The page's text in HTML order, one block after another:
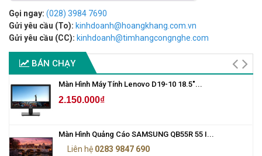
Gọi ngay: (028) 3984 7690
Gửi yêu cầu (To): kinhdoanh@hoangkhang.com.vn
Gửi yêu cầu (CC): kinhdoanh@timhangcongnghe.com
BÁN CHẠY
Màn Hình Máy Tính Lenovo D19-10 18.5"...
2.150.000₫
Màn Hình Quảng Cáo SAMSUNG QB55R 55 I...
Liên hệ 0283 9847 690